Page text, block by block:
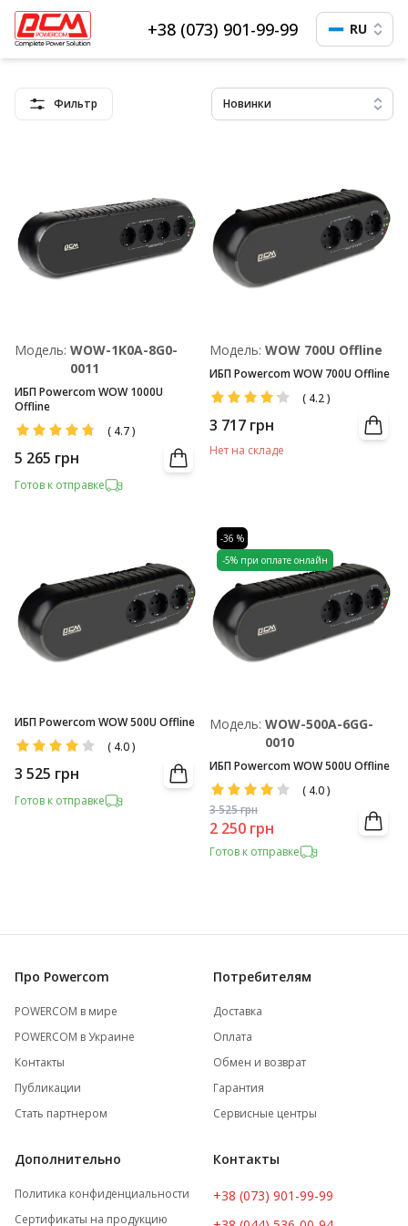
+38 (073) 901-99-99 RU
Фильтр Новинки
Модель: WOW-1K0A-8G0-
0011
ИБП Powercom WOW 1000U
Offline
( 4.7)
5 265 грн
Готов к отправке
Модель: WOW 700U Offline
ИБП Powercom WOW 700U Offline
( 4.2)
3 717 грн
Нет на складе
ИБП Powercom WOW 500U Offline
( 4.0)
3 525 грн
Готов к отправке
-36 %
-5% при оплате онлайн
Модель: WOW-500A-6GG-
0010
ИБП Powercom WOW 500U Offline
( 4.0)
3 525грн
2 250 грн
Готов к отправке
Про Powercom
POWERCOM в мире
POWERCOM в Украине
Контакты
Публикации
Стать партнером
Потребителям
Доставка
Оплата
Обмен и возврат
Гарантия
Сервисные центры
Дополнительно
Политика конфиденциальности
Сертификаты на продукцию
Контакты
+38 (073) 901-99-99